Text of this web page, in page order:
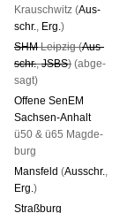
Krausch­witz (Aus­
schr., Erg.)
SHMLeip­zig (Aus­
schr.,JSBS) (ab­ge­
sagt)
Offene SenEM
Sach­sen-An­halt
ü50 & ü65 Mag­de­
burg
Mans­feld (Aus­schr.,
Erg.)
Straß­burg